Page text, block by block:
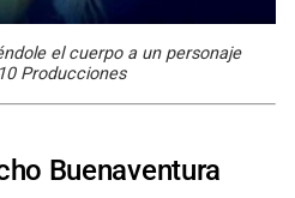
el cuerpo a un personaje
Producciones
Buenaventura